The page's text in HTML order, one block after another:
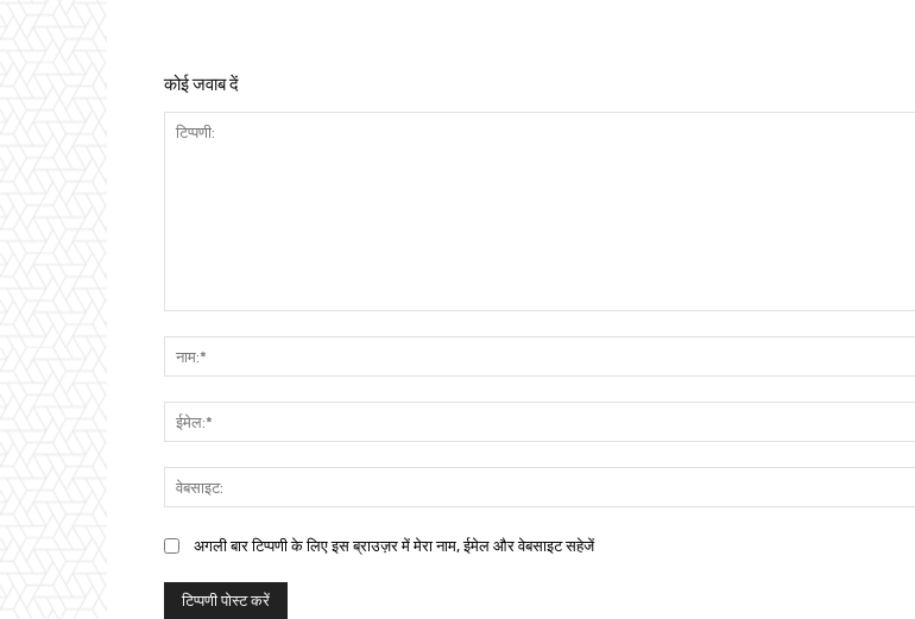
कोई जवाब दें
अगली बार टिप्पणी के लिए इस ब्राउज़र में मेरा नाम, ईमेल और वेबसाइट सहेजें